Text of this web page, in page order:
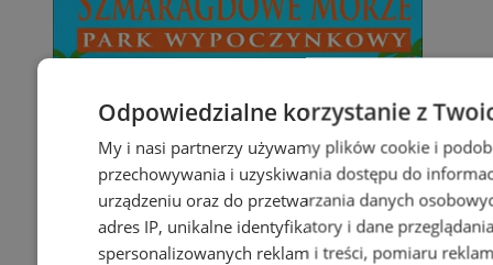
Odpowiedzialne korzystanie z
My i nasi partnerzy używamy plików cookie i
przechowywania i uzyskiwania dostępu do
urządzeniu oraz do przetwarzania danych
adres IP, unikalne identyfikatory i dane
spersonalizowanych reklam i treści, pomiaru